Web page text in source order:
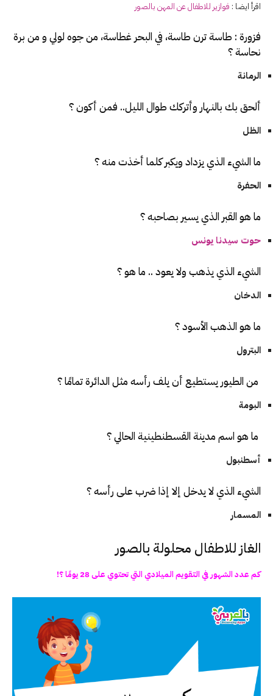
اقرأ ايضا : فوازير للاطفال عن المهن بالصور
فزورة : طاسة ترن طاسة، في البحر غطاسة، من جوه لولي و من برة
نحاسة ؟
الرمانة
ألحق بك بالنهار وأتركك طوال الليل.. فمن أكون ؟
الظل
ما الشيء الذي يزداد ويكبر كلما أخذت منه ؟
الحفرة
ما هو القبر الذي يسير بصاحبه ؟
حوت سيدنا يونس
الشيء الذي يذهب ولا يعود .. ما هو ؟
الدخان
ما هو الذهب الأسود ؟
البترول
من الطيور يستطيع أن يلف رأسه مثل الدائرة تمامًا ؟
البومة
ما هو اسم مدينة القسطنطينية الحالي ؟
أسطنبول
الشيء الذي لا يدخل إلا إذا ضرب على رأسه ؟
المسمار
الغاز للاطفال محلولة بالصور
كم عدد الشهور في التقويم الميلادي التي تحتوي على 28 يومًا ؟!